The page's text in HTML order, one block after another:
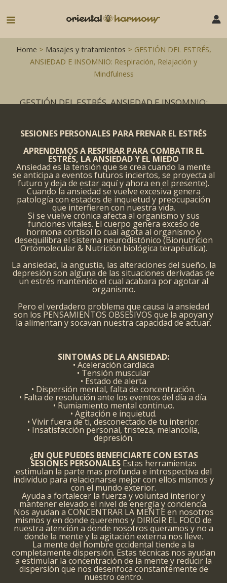
Main
Menu
Home > Masajes y tratamientos > GESTIÓN DEL ESTRÉS,
ANSIEDAD E INSOMNIO: Respiración, Relajación y
Mindfulness
GESTIÓN DEL ESTRÉS, ANSIEDAD E INSOMNIO:
SESIONES PERSONALES PARA FRENAR EL ESTRÉS
APRENDEMOS A RESPIRAR PARA COMBATIR EL
ESTRÉS, LA ANSIEDAD Y EL MIEDO
Ansiedad es la tensión que se crea cuando la mente
se anticipa a eventos futuros inciertos, se proyecta al
futuro y deja de estar aquí y ahora en el presente).
Cuando la ansiedad se vuelve excesiva genera
patología con estados de inquietud y preocupación
que interfieren con nuestra vida.
Si se vuelve crónica afecta al organismo y sus
funciones vitales. El cuerpo genera exceso de
hormona cortisol lo cual agota al organismo y
desequilibra el sistema neurodistónico (Bionutricion
Ortomolecular & Nutrición biológica terapéutica).
La ansiedad, la angustia, las alteraciones del sueño, la
depresión son alguna de las situaciones derivadas de
un estrés mantenido el cual acabara por agotar al
organismo.
Pero el verdadero problema que causa la ansiedad
son los PENSAMIENTOS OBSESIVOS que la apoyan y
la alimentan y socavan nuestra capacidad de actuar.
SINTOMAS DE LA ANSIEDAD:
• Aceleración cardiaca
• Tensión muscular
• Estado de alerta
• Dispersión mental, falta de concentración.
• Falta de resolución ante los eventos del día a día.
• Rumiamiento mental continuo.
• Agitación e inquietud.
• Vivir fuera de ti, desconectado de tu interior.
• Insatisfacción personal, tristeza, melancolía,
depresión.
¿EN QUE PUEDES BENEFICIARTE CON ESTAS
SESIONES PERSONALES Estas herramientas
estimulan la parte mas profunda e introspectiva del
individuo para relacionarse mejor con ellos mismos y
con el mundo exterior.
Ayuda a fortalecer la fuerza y voluntad interior y
mantener elevado el nivel de energía y conciencia.
Nos ayudan a CONCENTRAR LA MENTE en nosotros
mismos y en donde queremos y DIRIGIR EL FOCO de
nuestra atención a donde nosotros queramos y no a
donde la mente y la agitación externa nos lleve.
La mente del hombre occidental tiende a la
completamente dispersión. Estas técnicas nos ayudan
a estimular la concentración de la mente y reducir la
dispersión que nos desenfoca constantemente de
nuestro centro.